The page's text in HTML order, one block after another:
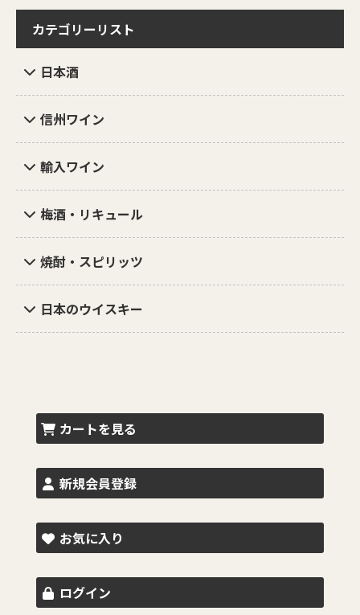
カテゴリーリスト
日本酒
信州ワイン
輸入ワイン
梅酒・リキュール
焼酎・スピリッツ
日本のウイスキー
カートを見る
新規会員登録
お気に入り
ログイン